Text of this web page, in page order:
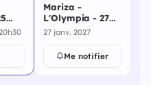
Mariza -
L'Olympia - 27
janvier 2027
27 janv. 2027
Me notifier